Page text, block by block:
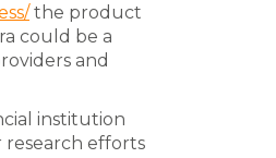
the product
could be a
and
institution
efforts